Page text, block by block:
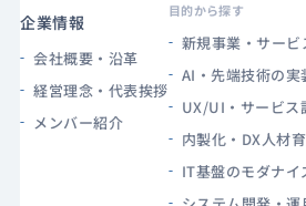
企業情報
会社概要・沿革
経営理念・代表挨拶
メンバー紹介
目的から探す
新規事業・サービ
AI・先端技術の実
UX/UI・サービス
内製化・DX人材
IT基盤のモダナイ